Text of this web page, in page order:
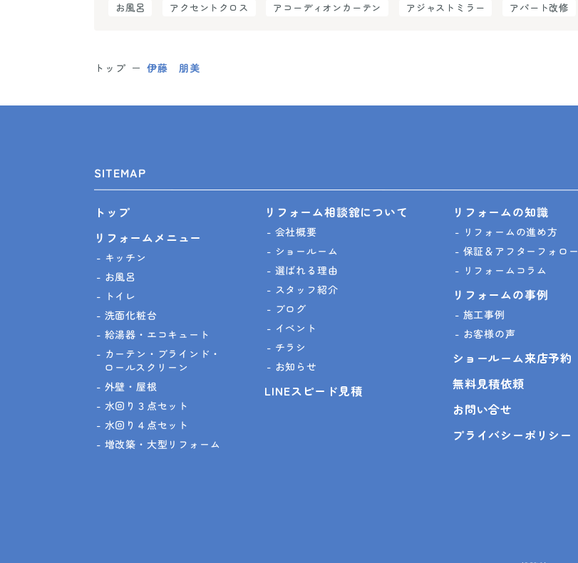
お風呂
アクセントクロス アコーディオンカーテン アジャストミラー アパート改修
トップ 伊藤 朋美
SITEMAP
トップ
リフォームメニュー
キッチン
お風呂
トイレ
洗面化粧台
給湯器・エコキュート
カーテン・ブラインド・
ロールスクリーン
外壁・屋根
水回り３点セット
水回り４点セット
増改築・大型リフォーム
リフォーム相談舘について
会社概要
ショールーム
選ばれる理由
スタッフ紹介
ブログ
イベント
チラシ
お知らせ
LINEスピード見積
リフォームの知識
リフォームの進め方
保証＆アフターフォロー
リフォームコラム
リフォームの事例
施工事例
お客様の声
ショールーム来店予約
無料見積依頼
お問い合せ
プライバシーポリシー